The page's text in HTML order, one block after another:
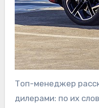
Топ-менеджер
дилерами: по их